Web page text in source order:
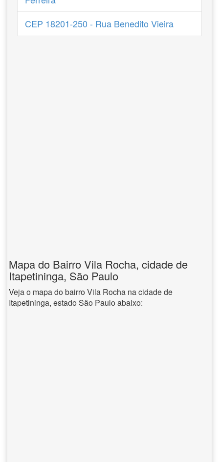
CEP 18201-250 - Rua Benedito Vieira
Mapa do Bairro Vila Rocha, cidade de
Itapetininga, São Paulo
Veja o mapa do bairro Vila Rocha na cidade de
Itapetininga, estado São Paulo abaixo: